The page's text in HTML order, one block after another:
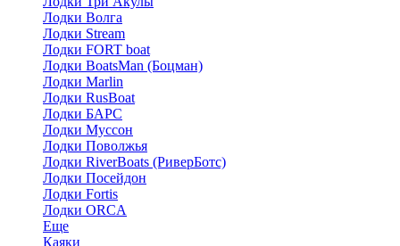
Лодки Волга
Лодки Stream
Лодки FORT boat
Лодки BoatsMan (Боцман)
Лодки Marlin
Лодки RusBoat
Лодки БАРС
Лодки Муссон
Лодки Поволжья
Лодки RiverBoats (РиверБотс)
Лодки Посейдон
Лодки Fortis
Лодки ORCA
Еще
Каяки